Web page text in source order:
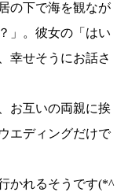
の下で海を観なが
」 。彼女の 「はい
幸せそうにお話さ
お互いの両親に挨
エディングだけで
かれるそうです(*^